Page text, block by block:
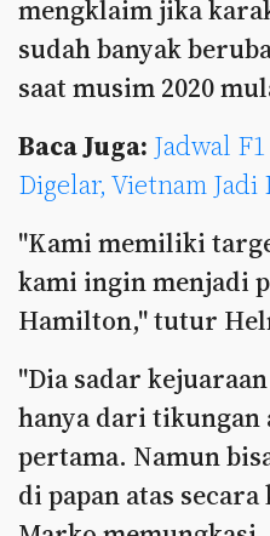
mengklaim jika
sudah banyak
saat musim 2020
Baca Juga: Jadwal
Digelar, Vietnam
"Kami memiliki
kami ingin menjadi
Hamilton," tutur
"Dia sadar
hanya dari tikungan
pertama. Namun
di papan atas